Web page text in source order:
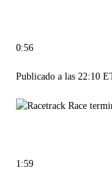
0:56
Publicado a las 22:10
1:59